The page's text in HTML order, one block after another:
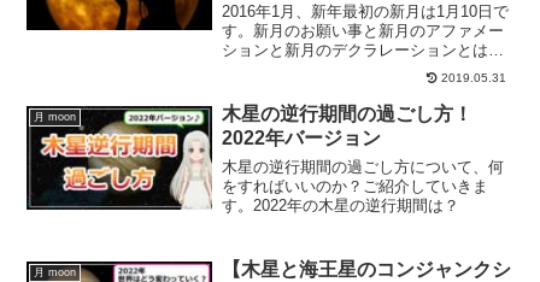
2016年1月、新年最初の新月は1月10日で
す。新月のお願い事と新月のアファメー
ションと新月のデクラレーションとは、
全部同じ意味なのでしょうか？新月のお
願い事の書き方、そして新月のお願い事
の効果をより一層発揮するパワーストー
ン水晶について解説していきます。
2019.05.31
月 moon
木星の逆行期間の過ごし方！
2022年バージョン
木星の逆行期間の過ごし方について、何
をすればいいのか？ご紹介していきま
す。2022年の木星の逆行期間は？
月 moon
【木星と海王星のコンジャンクシ